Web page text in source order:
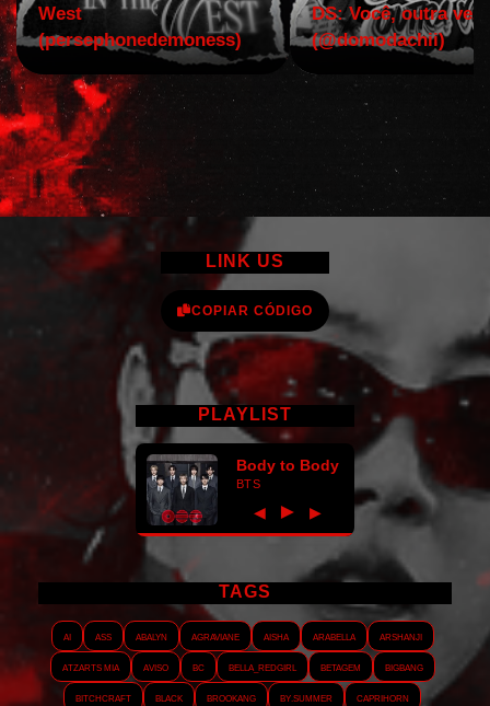
West
(persephonedemoness)
DS: Você, outra vez!
(@domodachii)
LINK US
COPIAR CÓDIGO
PLAYLIST
Body to Body
BTS
◀ ► ▶
TAGS
AI ASS Abalyn Agraviane Aisha Arabella
Arshanji
Atzarts Mia
Aviso BC Bella_RedGirl Betagem
Bigbang
Bitchcraft
Black Brookang By.summer Caprihorn